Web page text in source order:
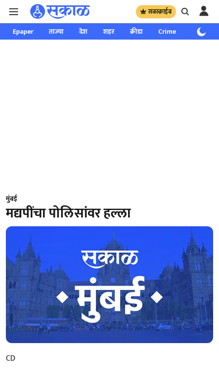
सबस्क्राईब
Epaper ताज्या देश शहर क्रीडा Crime साप्ताहिक
मुंबई
मद्यपींचा पोलिसांवर हल्ला
CD